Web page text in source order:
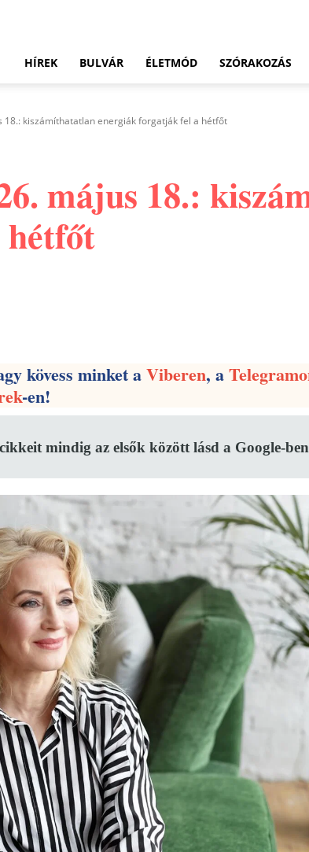
HÍREK BULVÁR ÉLETMÓD SZÓRAKOZÁS
18.: kiszámíthatatlan energiák forgatják fel a hétfőt
május 18.:
kövess minket aViberen, a
-en!
mindig az elsők között lásd a Google-ben